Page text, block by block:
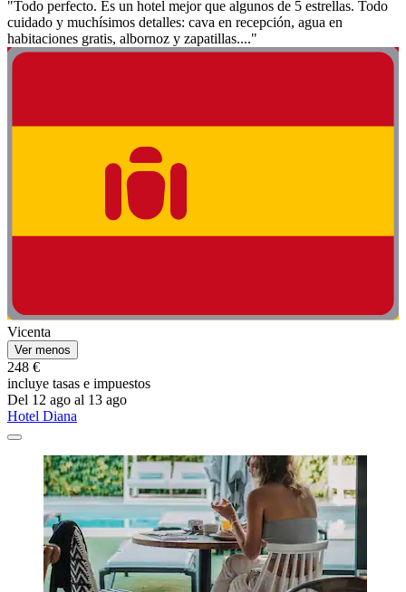
"Todo perfecto. Es un hotel mejor que algunos de 5 estrellas. Todo
cuidado y muchísimos detalles: cava en recepción, agua en
habitaciones gratis, albornoz y zapatillas...."
Vicenta
Ver menos
248 €
incluye tasas e impuestos
Del 12 ago al 13 ago
Hotel Diana